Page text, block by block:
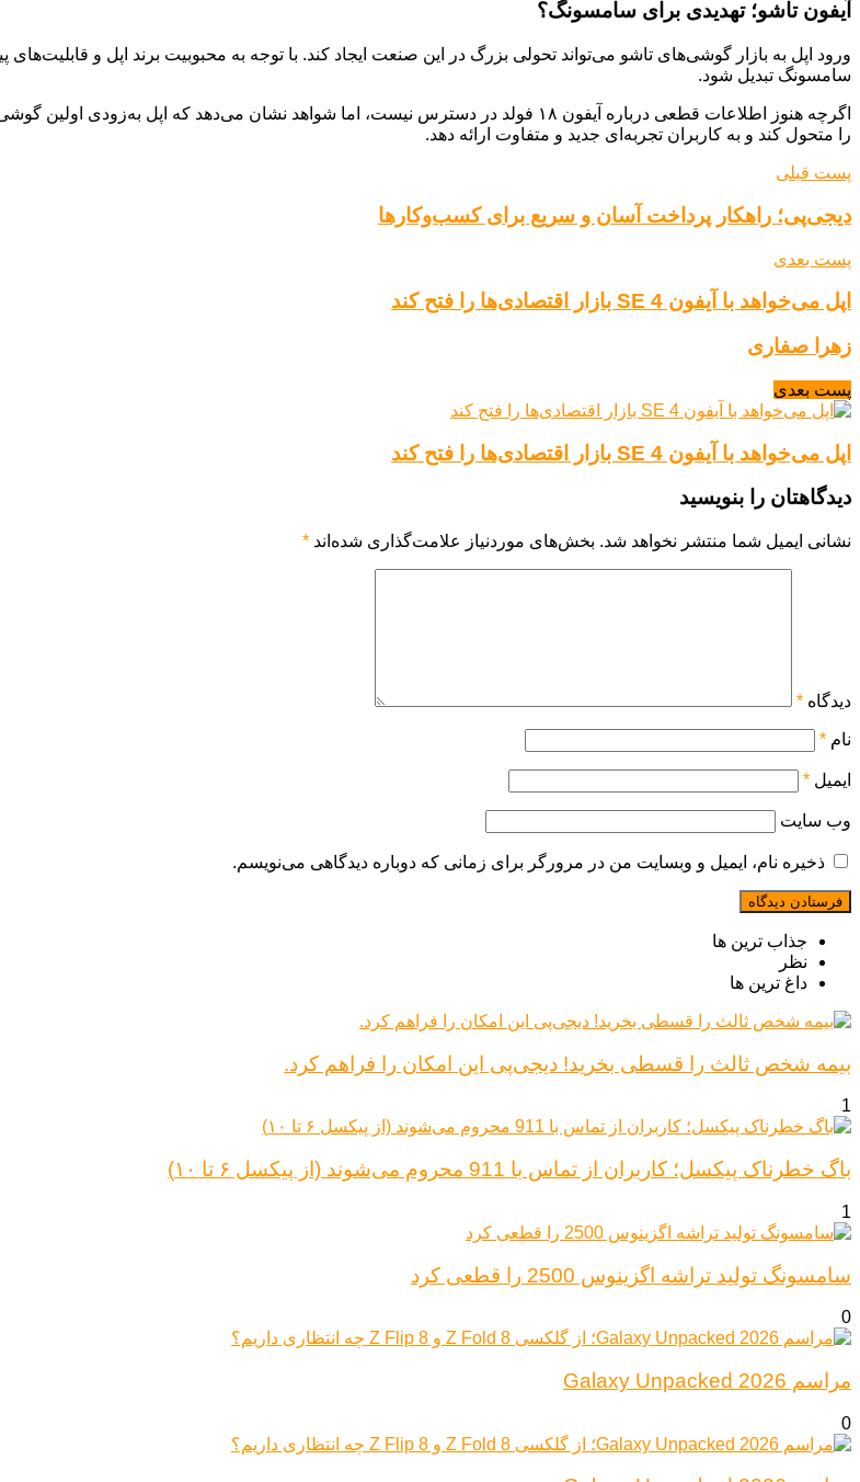
آیفون تاشو؛ تهدیدی برای سامسونگ؟
سامسونگ تبدیل شود.
اگرچه هنوز اطلاعات قطعی درباره آیفون ۱۸ فولد در دسترس نیست، اما شواهد نشان می‌دهد
را متحول کند و به کاربران تجربه‌ای جدید و متفاوت ارائه دهد.
پست قبلی
دیجی‌پی؛ راهکار پرداخت آسان و سریع برای کسب‌وکارها
پست بعدی
اپل می‌خواهد با آیفون SE 4 بازار اقتصادی‌ها را فتح کند
زهرا صفاری
پست بعدی
اپل می‌خواهد با آیفون SE 4 بازار اقتصادی‌ها را فتح کند
دیدگاهتان را بنویسید
نشانی ایمیل شما منتشر نخواهد شد. بخش‌های موردنیاز علامت‌گذاری شده‌اند *
دیدگاه *
نام *
ایمیل *
وب‌ سایت
ذخیره نام، ایمیل و وبسایت من در مرورگر برای زمانی که دوباره دیدگاهی می‌نویسم.
جذاب ترین ها
نظر
داغ ترین ها
بیمه شخص ثالث را قسطی بخرید! دیجی‌پی این امکان را فراهم کرد.
1
باگ خطرناک پیکسل؛ کاربران از تماس با 911 محروم می‌شوند (از پیکسل ۶ تا ۱۰)
1
سامسونگ تولید تراشه اگزینوس 2500 را قطعی کرد
0
مراسم Galaxy Unpacked 2026
0